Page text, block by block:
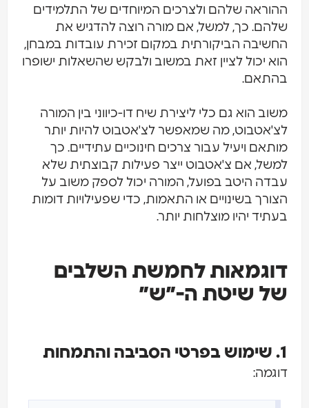
ההוראה שלהם ולצרכים המיוחדים של התלמידים
שלהם. כך, למשל, אם מורה רוצה להדגיש את
החשיבה הביקורתית במקום זכירת עובדות במבחן,
הוא יכול לציין זאת במשוב ולבקש שהשאלות ישופרו
בהתאם.
משוב הוא גם כלי ליצירת שיח דו-כיווני בין המורה
לצ'אטבוט, מה שמאפשר לצ'אטבוט להיות יותר
מותאם ויעיל עבור צרכים חינוכיים עתידיים. כך
למשל, אם צ'אטבוט ייצר פעילות קבוצתית שלא
עבדה היטב בפועל, המורה יכול לספק משוב על
הצורך בשינויים או התאמות, כדי שפעילויות דומות
בעתיד יהיו מוצלחות יותר.
דוגמאות לחמשת השלבים
של שיטת ה-״ש״
1. שימוש בפרטי הסביבה והתמחות
דוגמה: